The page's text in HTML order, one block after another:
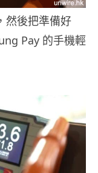
然後把準備好
Pay 的手機輕